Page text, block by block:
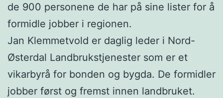
de 900 personene de har på sine lister for å
formidle jobber i regionen.
Jan Klemmetvold er daglig leder i Nord-
Østerdal Landbrukstjenester som er et
vikarbyrå for bonden og bygda. De formidler
jobber først og fremst innen landbruket.